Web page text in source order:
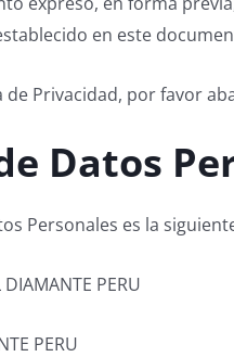
en este
Privacidad, por favor
Datos
Personales es la
PERU
PERU